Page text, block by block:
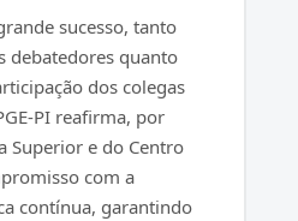
sucesso, tanto
debatedores quanto
dos colegas
PI reafirma, por
Superior e do Centro
com a
contínua, garantindo